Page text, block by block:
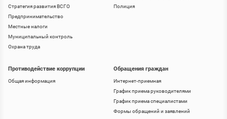
Стратегия развития ВСГО
Предпринимательство
Местные налоги
Муниципальный контроль
Охрана труда
Полиция
Противодействие коррупции
Общая информация
Обращения граждан
Интернет-приемная
График приема руководителями
График приема специалистами
Формы обращений и заявлений